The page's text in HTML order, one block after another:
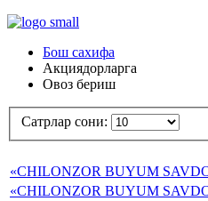
Бош сахифа
Акциядорларга
Овоз бериш
Сатрлар сони:
«CHILONZOR BUYUM
«CHILONZOR BUYUM